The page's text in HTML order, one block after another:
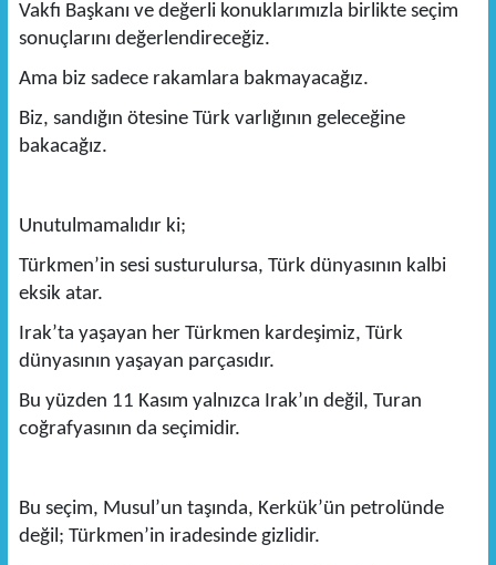
Vakfı Başkanı ve değerli konuklarımızla birlikte seçim
sonuçlarını değerlendireceğiz.
Ama biz sadece rakamlara bakmayacağız.
Biz, sandığın ötesine Türk varlığının geleceğine
bakacağız.
Unutulmamalıdır ki;
Türkmen’in sesi susturulursa, Türk dünyasının kalbi
eksik atar.
Irak’ta yaşayan her Türkmen kardeşimiz, Türk
dünyasının yaşayan parçasıdır.
Bu yüzden 11 Kasım yalnızca Irak’ın değil, Turan
coğrafyasının da seçimidir.
Bu seçim, Musul’un taşında, Kerkük’ün petrolünde
değil; Türkmen’in iradesinde gizlidir.